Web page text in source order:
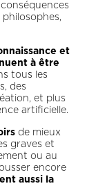
et
à être
tous les
des
et plus
artificielle.
de mieux
graves et
ou au
encore
aussi la